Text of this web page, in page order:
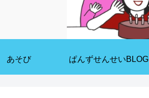
あそび ぱんずせんせいBLOG